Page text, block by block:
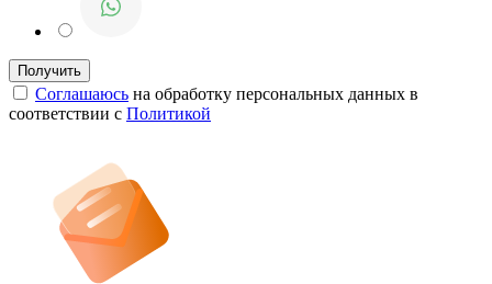
Соглашаюсь на обработку персональных данных в
соответствии с Политикой